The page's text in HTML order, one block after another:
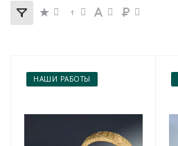
НАШИ РАБОТЫ